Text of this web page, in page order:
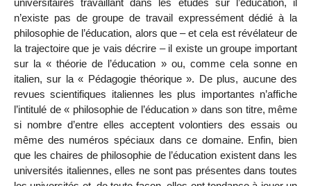
universitaires travaillant dans les études sur l’éducation, il
n’existe pas de groupe de travail expressément dédié à la
philosophie de l’éducation, alors que – et cela est révélateur de
la trajectoire que je vais décrire – il existe un groupe important
sur la « théorie de l’éducation » ou, comme cela sonne en
italien, sur la « Pédagogie théorique ». De plus, aucune des
revues scientifiques italiennes les plus importantes n’affiche
l’intitulé de « philosophie de l’éducation » dans son titre, même
si nombre d’entre elles acceptent volontiers des essais ou
même des numéros spéciaux dans ce domaine. Enfin, bien
que les chaires de philosophie de l’éducation existent dans les
universités italiennes, elles ne sont pas présentes dans toutes